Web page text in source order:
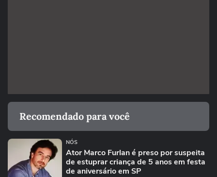
Recomendado para você
NÓS
Ator Marco Furlan é preso por suspeita
de estuprar criança de 5 anos em festa
de aniversário em SP